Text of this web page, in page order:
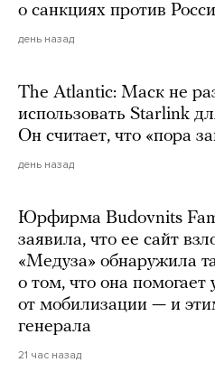
о санкциях против
день назад
The Atlantic: Маск не
использовать Starlink
Он считает, что «пора
день назад
Юрфирма Budovnits
заявила, что ее сайт
«Медуза» обнаружила
о том, что она помогает
от мобилизации — и
генерала
21 час назад